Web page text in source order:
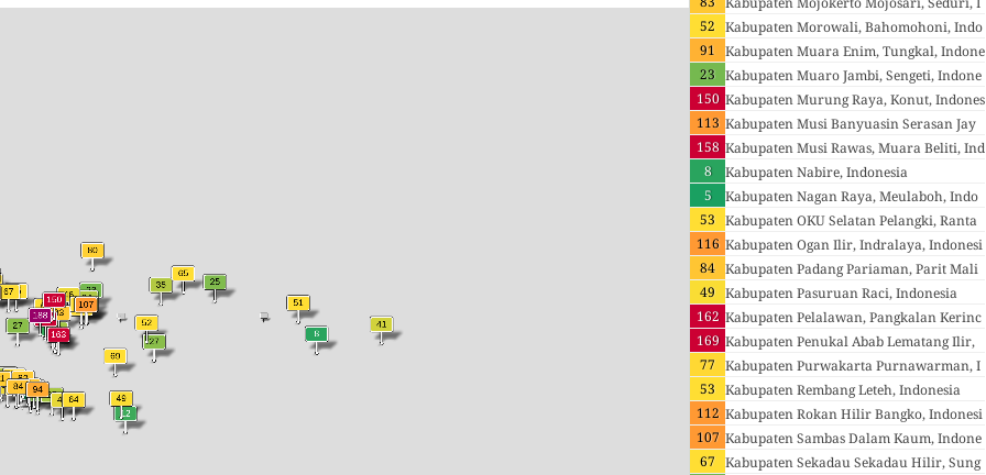
ndonesia
52 Kabupaten Morowali, Bahomohoni, Indo
nesia
91 Kabupaten Muara Enim, Tungkal, Indone
sia
23 Kabupaten Muaro Jambi, Sengeti, Indone
sia
150 Kabupaten Murung Raya, Konut, Indones
ia
113 Kabupaten Musi Banyuasin Serasan Jay
a, Sekayu, Indonesia
158 Kabupaten Musi Rawas, Muara Beliti, Ind
onesia
8
Kabupaten Nabire, Indonesia
5
Kabupaten Nagan Raya, Meulaboh, Indo
nesia
53 Kabupaten OKU Selatan Pelangki, Ranta
u Panjang, Indonesia
116 Kabupaten Ogan Ilir, Indralaya, Indonesi
a
84 Kabupaten Padang Pariaman, Parit Mali
ntang, Indonesia
49 Kabupaten Pasuruan Raci, Indonesia
162 Kabupaten Pelalawan, Pangkalan Kerinc
i Kota, Indonesia
169 Kabupaten Penukal Abab Lematang Ilir,
Handayani Mulya, Indonesia
77 Kabupaten Purwakarta Purnawarman, I
ndonesia
53 Kabupaten Rembang Leteh, Indonesia
112 Kabupaten Rokan Hilir Bangko, Indonesi
a
107 Kabupaten Sambas Dalam Kaum, Indone
sia
67 Kabupaten Sekadau Sekadau Hilir, Sung